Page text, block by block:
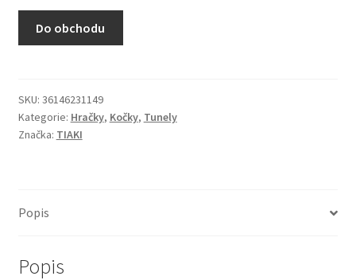
N&D Farmina pro kočky — Italské holistic krmivo
Pamlsky pro kočky
Purizon pro kočky
Veterinární dieta pro kočky
Do obchodu
SKU: 36146231149
Kategorie: Hračky, Kočky, Tunely
Značka: TIAKI
Popis
Popis